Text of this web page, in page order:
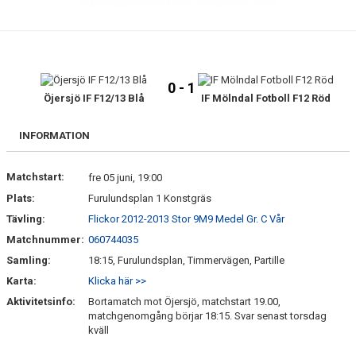
MATCHERÖjersjö IF F12/13 Blå
0 - 1
IF Mölndal Fotboll F12 Röd
INFORMATION
Matchstart:
fre 05 juni, 19:00
Plats:
Furulundsplan 1 Konstgräs
Tävling:
Flickor 2012-2013 Stor 9M9 Medel Gr. C Vår
Matchnummer: 060744035
Samling:
18:15, Furulundsplan, Timmervägen, Partille
Karta:
Klicka här >>
Aktivitetsinfo:
Bortamatch mot Öjersjö, matchstart 19.00,
matchgenomgång börjar 18:15. Svar senast torsdag
kväll